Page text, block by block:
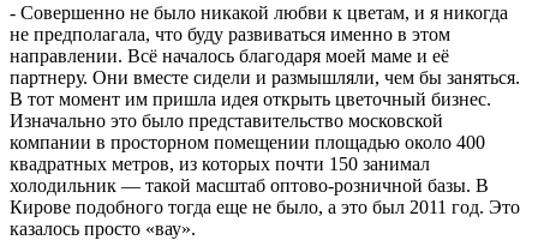
- Совершенно не было никакой любви к цветам, и я никогда
не предполагала, что буду развиваться именно в этом
направлении. Всё началось благодаря моей маме и её
партнеру. Они вместе сидели и размышляли, чем бы заняться.
В тот момент им пришла идея открыть цветочный бизнес.
Изначально это было представительство московской
компании в просторном помещении площадью около 400
квадратных метров, из которых почти 150 занимал
холодильник — такой масштаб оптово-розничной базы. В
Кирове подобного тогда еще не было, а это был 2011 год. Это
казалось просто «вау».